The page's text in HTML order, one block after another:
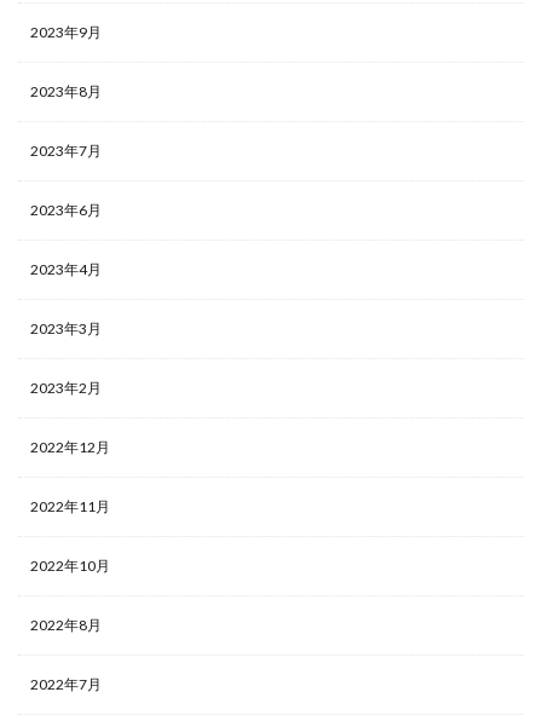
2023年9月
2023年8月
2023年7月
2023年6月
2023年4月
2023年3月
2023年2月
2022年12月
2022年11月
2022年10月
2022年8月
2022年7月